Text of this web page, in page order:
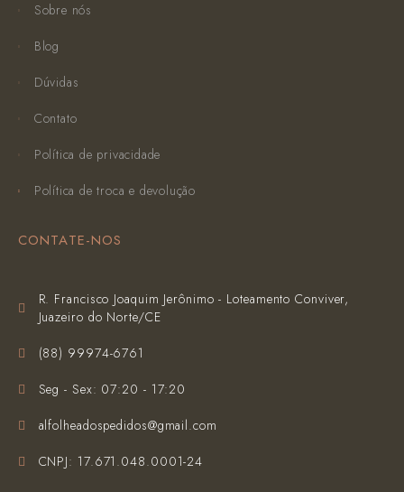
Sobre nós
Blog
Dúvidas
Contato
Política de privacidade
Política de troca e devolução
CONTATE-NOS
R. Francisco Joaquim Jerônimo - Loteamento Conviver,
Juazeiro do Norte/CE
(‪88) 99974-6761‬
Seg - Sex: 07:20 - 17:20
alfolheadospedidos@gmail.com
CNPJ: 17.671.048.0001-24